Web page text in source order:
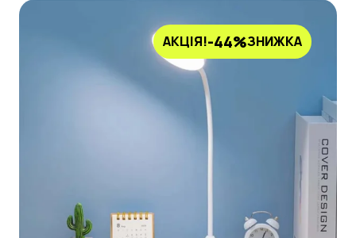
АКЦІЯ!-44%ЗНИЖКА